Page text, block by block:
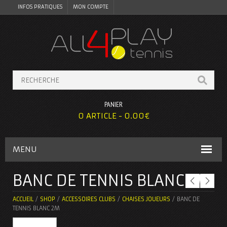
INFOS PRATIQUES MON COMPTE
PANIER
0 ARTICLE - 0.00€
MENU
BANC DE TENNIS BLANC 2M
ACCUEIL/ SHOP / ACCESSOIRES CLUBS / CHAISES JOUEURS / BANC DE
TENNIS BLANC 2M